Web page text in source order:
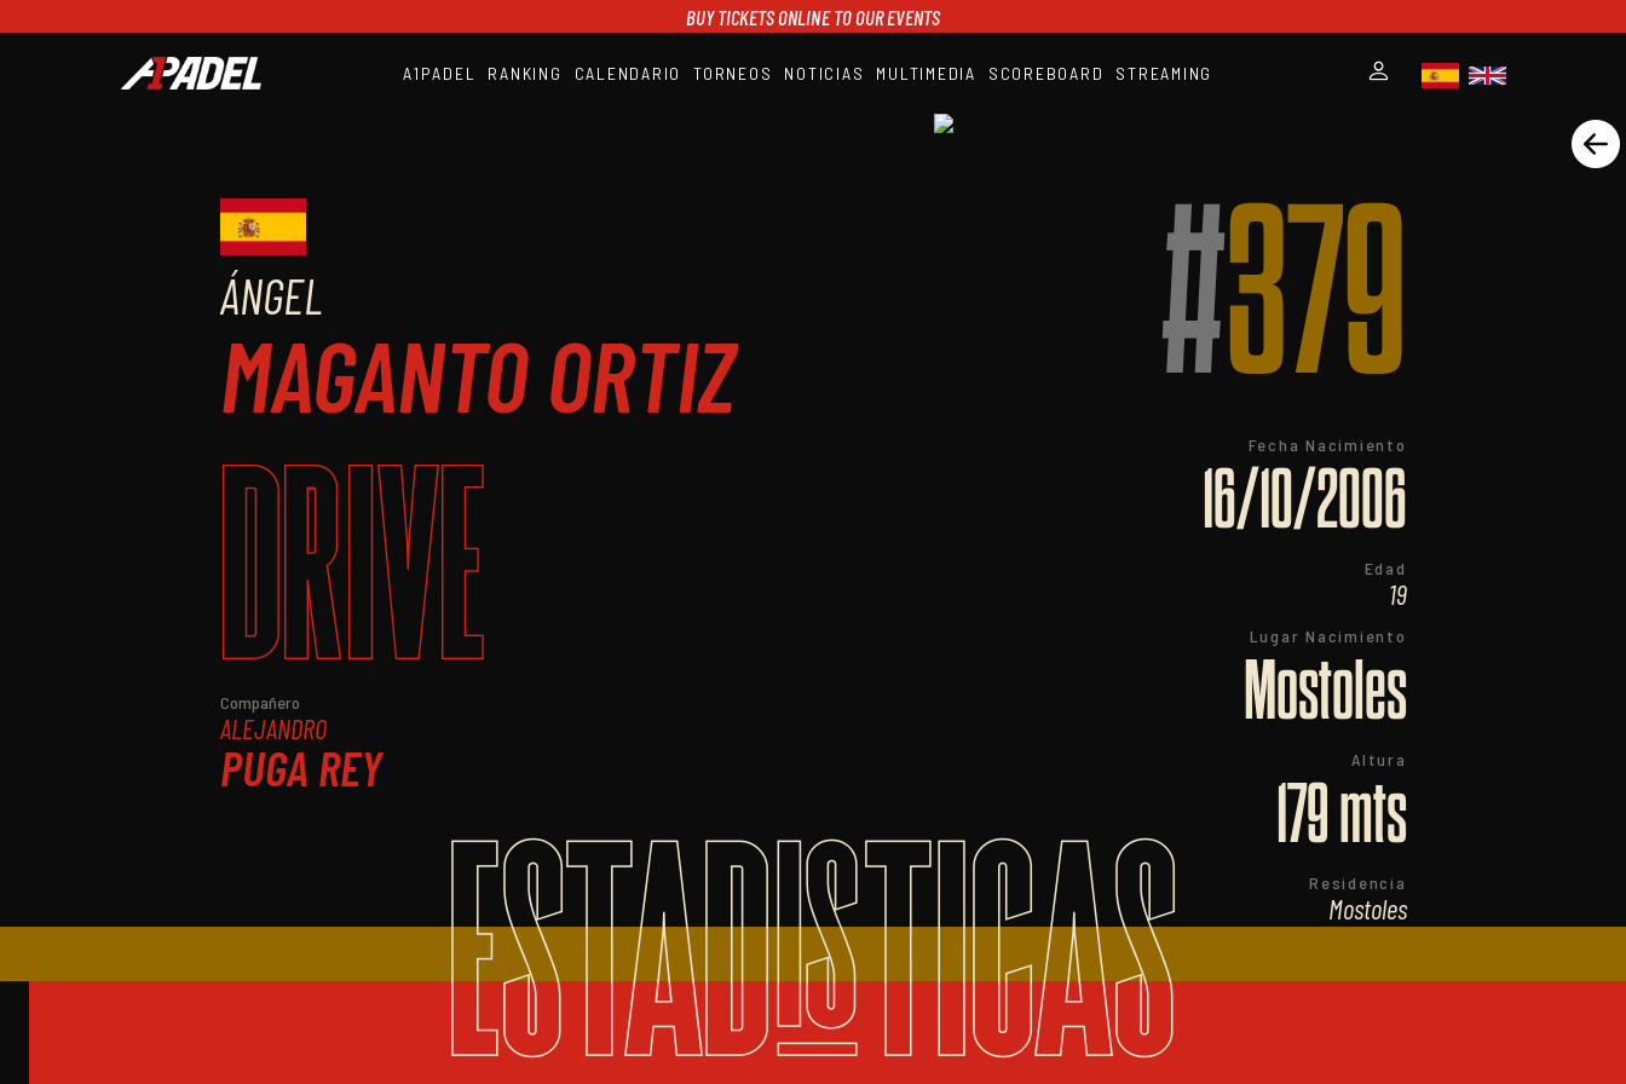
BUY TICKETS ONLINE TO OUR EVENTS
A1PADEL RANKING CALENDARIO TORNEOS NOTICIAS MULTIMEDIA SCOREBOARD STREAMING
ÁNGEL
MAGANTO ORTIZ
DRIVE
Compañero
ALEJANDRO
PUGA REY
#379
Fecha Nacimiento
16/10/2006
Edad
19
Lugar Nacimiento
Mostoles
Altura
179 mts
Residencia
Mostoles
ESTADISTICAS